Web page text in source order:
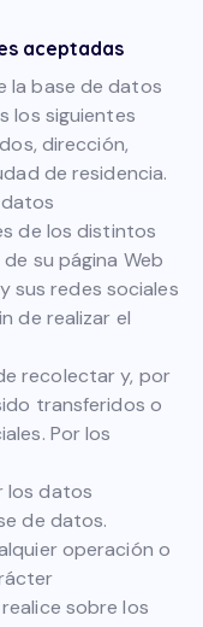
aceptadas
la base de datos
los siguientes
dirección,
de residencia.
de los distintos
su página Web
sus redes sociales
de realizar el
recolectar y, por
transferidos o
Por los
los datos
de datos.
operación o
sobre los